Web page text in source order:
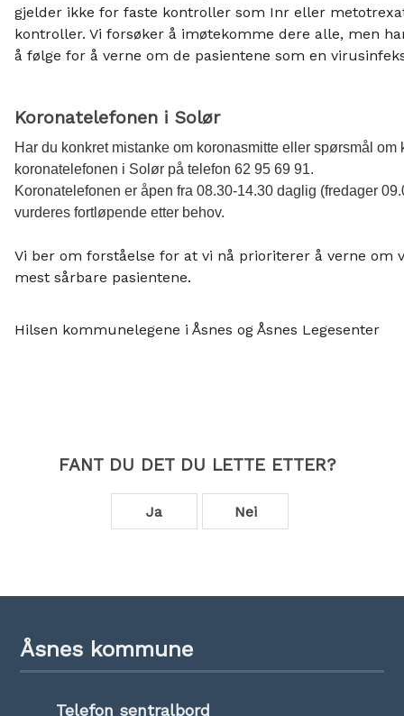
gjelder ikke for faste kontroller som Inr eller
kontroller. Vi forsøker å imøtekomme dere alle, men
å følge for å verne om de pasientene som en
Koronatelefonen i Solør
Har du konkret mistanke om koronasmitte eller spørsmål om
koronatelefonen i Solør på telefon 62 95 69 91.
Koronatelefonen er åpen fra 08.30-14.30 daglig (fredager
vurderes fortløpende etter behov.
Vi ber om forståelse for at vi nå prioriterer å verne om
mest sårbare pasientene.
Hilsen kommunelegene i Åsnes og Åsnes Legesenter
FANT DU DET DU LETTE ETTER?
Ja Nei
Åsnes kommune
Telefon sentralbord